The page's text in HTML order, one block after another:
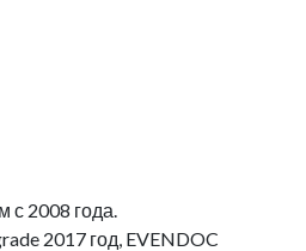
с 2008 года.
2017 год, EVENDOC